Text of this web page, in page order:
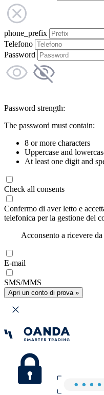
phone_prefix
Telefono
Password
Password strength:
The password must contain:
8 or more characters
Uppercase and
At least one digit and
Check all consents
Confermo di aver letto e
telefonica per la gestione del
Acconsento a ricevere
E-mail
SMS/MMS
Apri un conto di prova »